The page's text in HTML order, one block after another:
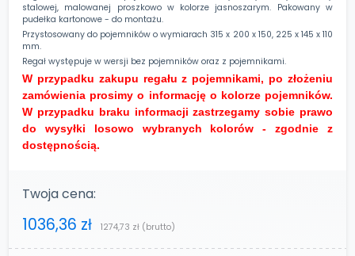
stalowej, malowanej proszkowo w kolorze jasnoszarym. Pakowany w
pudełka kartonowe - do montażu.
Przystosowany do pojemników o wymiarach 315 x 200 x 150, 225 x 145 x 110
mm.
Regał występuje w wersji bez pojemników oraz z pojemnikami.
W przypadku zakupu regału z pojemnikami, po złożeniu
zamówienia prosimy o informację o kolorze pojemników.
W przypadku braku informacji zastrzegamy sobie prawo
do wysyłki losowo wybranych kolorów - zgodnie z
dostępnością.
Twoja cena:
1036,36 zł 1274,73 zł (brutto)